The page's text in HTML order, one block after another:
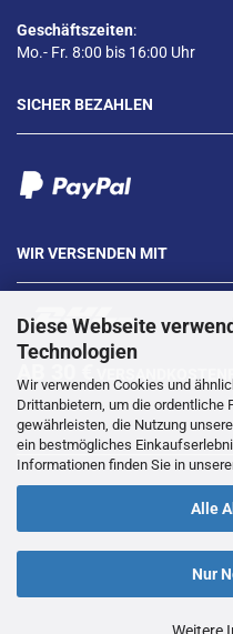
Diese Webseite
Technologien
Wir verwenden Cookies und
Drittanbietern, um die ordentliche
gewährleisten, die Nutzung
ein bestmögliches
Informationen finden Sie in
Alle
Nur
Geschäftszeiten:
Mo.- Fr. 8:00 bis 16:00 Uhr
SICHER BEZAHLEN
WIR VERSENDEN MIT
AB 30 €